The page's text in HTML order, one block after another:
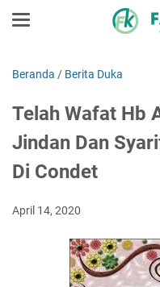
Beranda / Berita Duka
Telah Wafat Hb
Jindan Dan
Di Condet
April 14, 2020